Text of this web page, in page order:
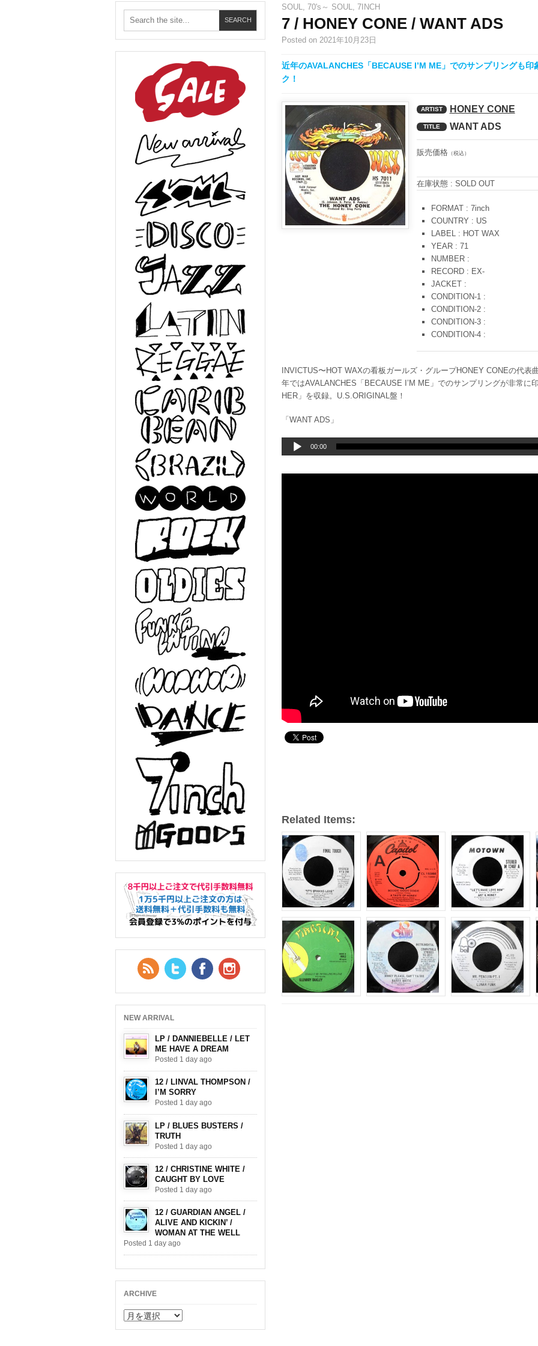
SOUL, 70's～ SOUL, 7INCH
7 / HONEY CONE / WANT ADS
Posted on 2021年10月23日
近年のAVALANCHES「BECAUSE I’M ME」でのサンプリングも
ク！
ARTIST HONEY CONE
TITLE WANT ADS
販売価格（税込）
在庫状態 : SOLD OUT
FORMAT : 7inch
COUNTRY : US
LABEL : HOT WAX
YEAR : 71
NUMBER :
RECORD : EX-
JACKET :
CONDITION-1 :
CONDITION-2 :
CONDITION-3 :
CONDITION-4 :
INVICTUS〜HOT WAXの看板ガールズ・グループHONEY CONEの代
年ではAVALANCHES「BECAUSE I’M ME」でのサンプリングが非常に
HER」を収録。U.S.ORIGINAL盤！
「WANT ADS」
声
00:00
Related Items:
RSS FeedTwitter Facebook
NEW ARRIVAL
LP / DANNIEBELLE / LET
ME HAVE A DREAM
Posted 1 day ago
12 / LINVAL THOMPSON /
I’M SORRY
Posted 1 day ago
LP / BLUES BUSTERS /
TRUTH
Posted 1 day ago
12 / CHRISTINE WHITE /
CAUGHT BY LOVE
Posted 1 day ago
12 / GUARDIAN ANGEL /
ALIVE AND KICKIN’ /
WOMAN AT THE WELL
Posted 1 day ago
ARCHIVE
ARCHIVE